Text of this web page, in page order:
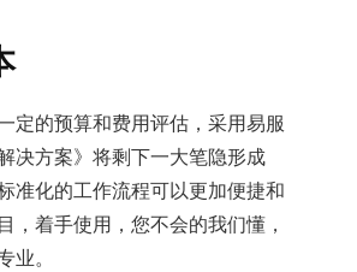
定的预算和费用评估，采用易服
决方案》将剩下一大笔隐形成
准化的工作流程可以更加便捷和
，着手使用，您不会的我们懂，
业。